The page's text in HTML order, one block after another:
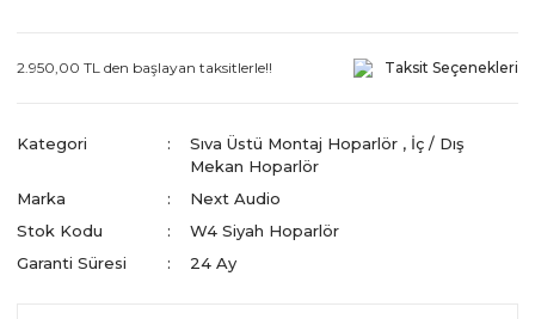
2.950,00 TL den başlayan taksitlerle!! Taksit Seçenekleri
Kategori Sıva Üstü Montaj Hoparlör , İç / Dış
Mekan Hoparlör
Marka
Next Audio
Stok Kodu
W4 Siyah Hoparlör
Garanti Süresi
24 Ay